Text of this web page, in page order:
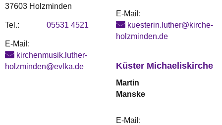
37603 Holzminden
Tel.: 05531 4521
E-Mail:
kirchenmusik.luther-
holzminden@evlka.de
E-Mail:
kuesterin.luther@kirche-
holzminden.de
Küster Michaeliskirche
Martin
Manske
E-Mail: